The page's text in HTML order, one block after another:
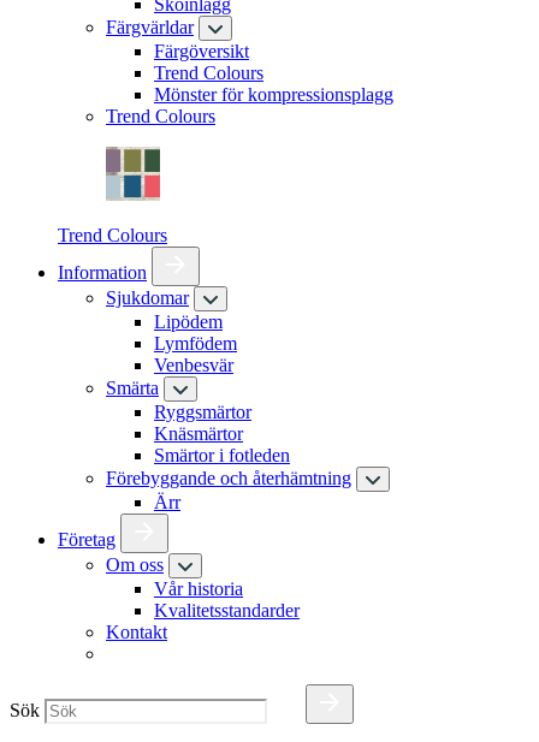
Skoinlägg
Färgvärldar
Färgöversikt
Trend Colours
Mönster för kompressionsplagg
Trend Colours
Trend Colours
Information
Sjukdomar
Lipödem
Lymfödem
Venbesvär
Smärta
Ryggsmärtor
Knäsmärtor
Smärtor i fotleden
Förebyggande och återhämtning
Ärr
Företag
Om oss
Vår historia
Kvalitetsstandarder
Kontakt
Sök